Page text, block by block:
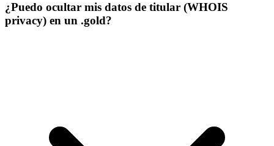
¿Puedo ocultar mis datos de titular (WHOIS
privacy) en un .gold?